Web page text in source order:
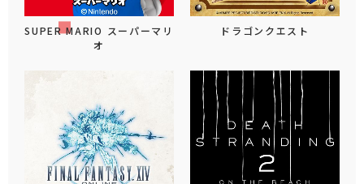
SUPER MARIO スーパーマリ
オ
ドラゴンクエスト